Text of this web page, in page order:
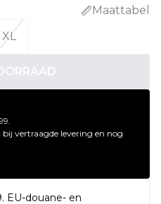
Maattabel
XL
vertraagde levering en nog
EU-douane- en